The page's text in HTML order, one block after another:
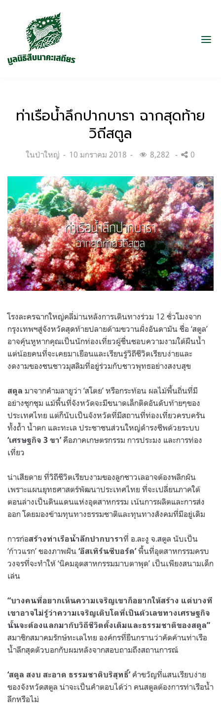
ท่าเรือน้ำลึกปากบารา ฉากสุดท้าย
วิถีสตูล
Categories:
ในป่าใหญ่
Posted
10 มกราคม 2018 8,282 0
โรงละครฉากใหญ่คลี่ม่านหลังการเดินทางร่วม 12 ชั่วโมงจาก
กรุงเทพฯสู่จังหวัดสุดท้ายปลายด้ามขวานฝั่งอันดามัน ชื่อ ‘สตูล’
อาจคุ้นหูหากคุณเป็นนักท่องเที่ยวผู้ชื่นชอบความงามใต้ผืนน้ำ
แต่น้อยคนที่จะเคยมาเยือนและเรียนรู้วิถีชีวิตเรียบง่ายและ
งดงามของชนชาวมุสลิมที่อยู่ร่วมกับชาวพุทธอย่างสงบสุข
สตูล มาจากคำมลายูว่า ‘สโตย’ หรือกระท้อน ผลไม้พื้นถิ่นที่มี
อย่างชุกชุม แม้พื้นที่จังหวัดจะมีขนาดเล็กติดอันดับท้ายๆของ
ประเทศไทย แต่ก็นับเป็นจังหวัดที่มีสถานที่ท่องเที่ยวครบครัน
ทั้งถ้ำ น้ำตก และทะเล ประชาชนส่วนใหญ่ดำรงชีพด้วยระบบ
‘เศรษฐกิจ 3 ขา’คือภาคเกษตรกรรม การประมง และการท่อง
เที่ยว
น่าเสียดาย ที่วิถีชีวิตเรียบงามของลูกชาวเลอาจต้องพลิกผัน
เพราะแผนยุทธศาสตร์พัฒนาประเทศไทย ที่จะเปลี่ยนภาคใต้
ตอนล่างเป็นดินแดนแห่งอุตสาหกรรม เน้นการผลิตและการส่ง
ออก โดยมองข้ามทุนทางธรรมชาติและทุนทางสังคมที่มีอยู่เดิม
การก่อสร้างท่าเรือน้ำลึกปากบาราที่ อ.ละงู จ.สตูล นับเป็น
‘ก้าวแรก’ ของภาพฝัน ‘อีสเทิร์นซีบอร์ด’พื้นที่อุตสาหกรรมครบ
วงจรที่จะทำให้ ‘นิคมอุตสาหกรรมมาบตาพุด’ เป็นเพียงสนามเด็ก
เล่น
“บางคนที่อยากเห็นความเจริญเขาก็อยากให้สร้าง แต่บางที
เขาอาจไม่รู้ว่าความเจริญเติบโตที่เป็นตัวเลขทางเศรษฐกิจ
นั้นจะต้องแลกมากับวิถีชีวิตดั้งเดิมและธรรมชาติของสตูล”
สมาชิกสมาคมรักษ์ทะเลไทย องค์กรที่ยืนกรานว่าคัดค้านท่าเรือ
น้ำลึกสุดตัวบอกกับผมหลังจากสอบถามถึงสถานการณ์
‘สตูล สงบ สะอาด ธรรมชาติบริสุทธิ์’คำขวัญที่แสนเรียบง่าย
ของจังหวัดสตูล น่าจะเป็นคำตอบได้ว่า คนสตูลต้องการท่าเรือน้ำ
ลึกหรือไม่